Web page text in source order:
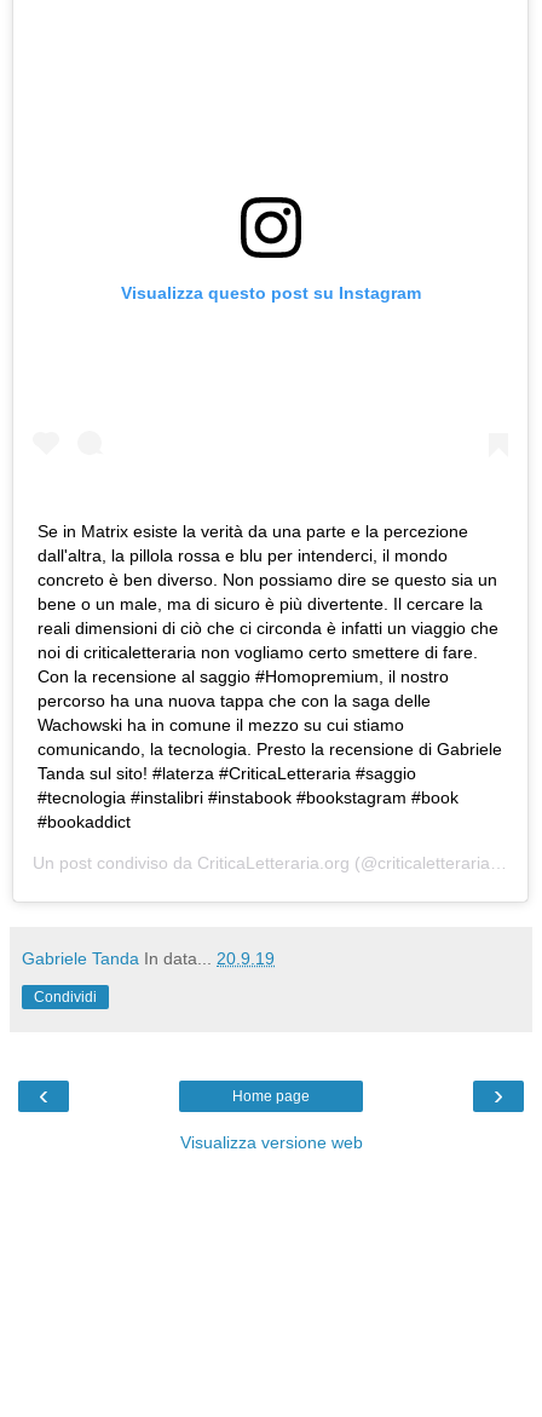
Visualizza questo post su Instagram
Se in Matrix esiste la verità da una parte e la percezione
dall'altra, la pillola rossa e blu per intenderci, il mondo
concreto è ben diverso. Non possiamo dire se questo sia un
bene o un male, ma di sicuro è più divertente. Il cercare la
reali dimensioni di ciò che ci circonda è infatti un viaggio che
noi di criticaletteraria non vogliamo certo smettere di fare.
Con la recensione al saggio #Homopremium, il nostro
percorso ha una nuova tappa che con la saga delle
Wachowski ha in comune il mezzo su cui stiamo
comunicando, la tecnologia. Presto la recensione di Gabriele
Tanda sul sito! #laterza #CriticaLetteraria #saggio
#tecnologia #instalibri #instabook #bookstagram #book
#bookaddict
Un post condiviso da CriticaLetteraria.org (@criticaletteraria) in data:
Gabriele Tanda In data... 20.9.19
Condividi
‹ ›
Home page
Visualizza versione web